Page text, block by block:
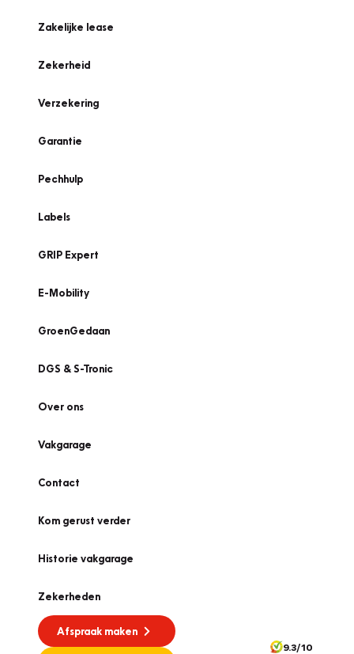
Zakelijke lease
Zekerheid
Verzekering
Garantie
Pechhulp
Labels
GRIP Expert
E-Mobility
GroenGedaan
DGS & S-Tronic
Over ons
Vakgarage
Contact
Kom gerust verder
Historie vakgarage
Zekerheden
Afspraak maken
9.3/10